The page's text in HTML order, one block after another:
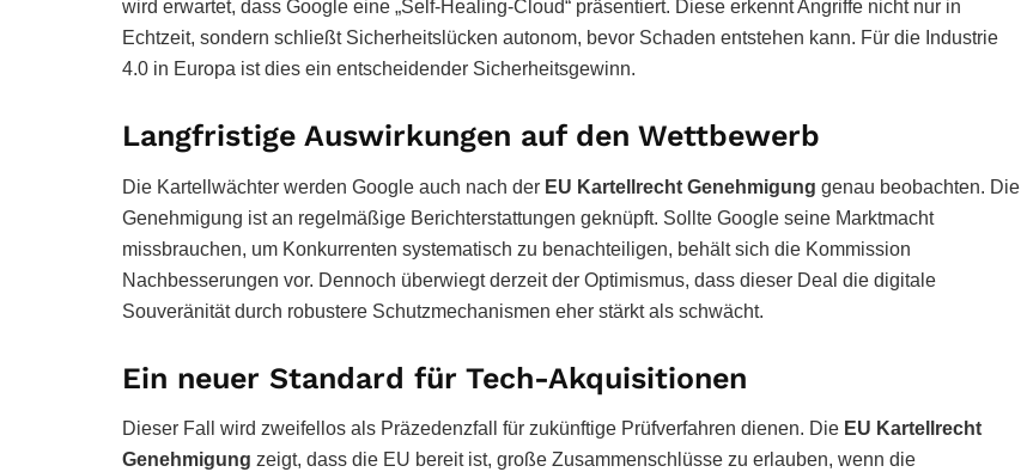
wird erwartet, dass Google eine „Self-Healing-Cloud“ präsentiert. Diese erkennt Angriffe nicht nur in
Echtzeit, sondern schließt Sicherheitslücken autonom, bevor Schaden entstehen kann. Für die Industrie
4.0 in Europa ist dies ein entscheidender Sicherheitsgewinn.
Langfristige Auswirkungen auf den Wettbewerb
Die Kartellwächter werden Google auch nach der EU Kartellrecht Genehmigung genau beobachten. Die
Genehmigung ist an regelmäßige Berichterstattungen geknüpft. Sollte Google seine Marktmacht
missbrauchen, um Konkurrenten systematisch zu benachteiligen, behält sich die Kommission
Nachbesserungen vor. Dennoch überwiegt derzeit der Optimismus, dass dieser Deal die digitale
Souveränität durch robustere Schutzmechanismen eher stärkt als schwächt.
Ein neuer Standard für Tech-Akquisitionen
Dieser Fall wird zweifellos als Präzedenzfall für zukünftige Prüfverfahren dienen. Die EU Kartellrecht
Genehmigung zeigt, dass die EU bereit ist, große Zusammenschlüsse zu erlauben, wenn die